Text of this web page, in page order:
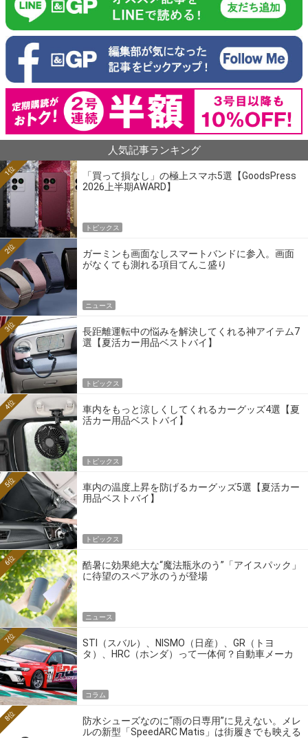
人気記事ランキング
「買って損なし」の極上スマホ5選【GoodsPress
2026上半期AWARD】
1位
トピックス
ガーミンも画面なしスマートバンドに参入。画面
がなくても測れる項目てんこ盛り
2位
ニュース
長距離運転中の悩みを解決してくれる神アイテム7
選【夏活カー用品ベストバイ】
3位
トピックス
車内をもっと涼しくしてくれるカーグッズ4選【夏
活カー用品ベストバイ】
4位
トピックス
車内の温度上昇を防げるカーグッズ5選【夏活カー
用品ベストバイ】
5位
トピックス
酷暑に効果絶大な“魔法瓶氷のう”「アイスパック」
に待望のスペア氷のうが登場
6位
ニュース
STI（スバル）、NISMO（日産）、GR（トヨ
タ）、HRC（ホンダ）って一体何？自動車メーカ
7位
コラム
防水シューズなのに“雨の日専用”に見えない。メレ
ルの新型「SpeedARC Matis」は街履きでも映える
8位